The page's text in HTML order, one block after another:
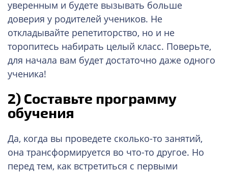
уверенным и будете вызывать больше
доверия у родителей учеников. Не
откладывайте репетиторство, но и не
торопитесь набирать целый класс. Поверьте,
для начала вам будет достаточно даже одного
ученика!
2) Составьте программу
обучения
Да, когда вы проведете сколько-то занятий,
она трансформируется во что-то другое. Но
перед тем, как встретиться с первыми